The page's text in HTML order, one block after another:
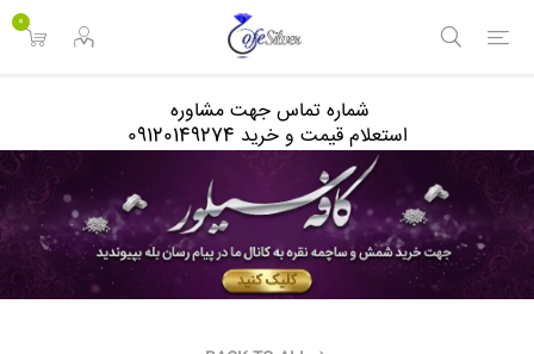
0
شماره تماس جهت مشاوره
استعلام قیمت و خرید 09120149274